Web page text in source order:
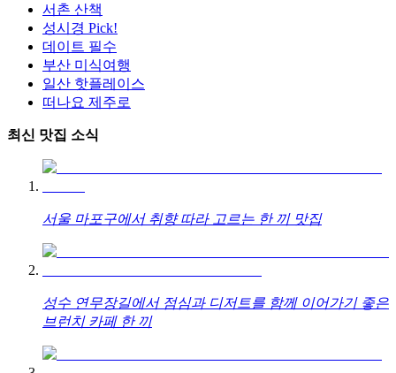
서촌 산책
성시경 Pick!
데이트 필수
부산 미식여행
일산 핫플레이스
떠나요 제주로
최신 맛집 소식
서울 마포구에서 취향 따라 고르는 한 끼 맛집
성수 연무장길에서 점심과 디저트를 함께 이어가기 좋은
브런치 카페 한 끼